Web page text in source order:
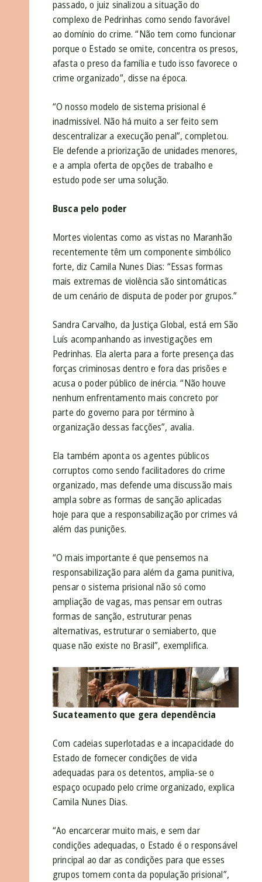
passado, o juiz sinalizou a situação do
complexo de Pedrinhas como sendo favorável
ao domínio do crime. “Não tem como funcionar
porque o Estado se omite, concentra os presos,
afasta o preso da família e tudo isso favorece o
crime organizado”, disse na época.
“O nosso modelo de sistema prisional é
inadmissível. Não há muito a ser feito sem
descentralizar a execução penal”, completou.
Ele defende a priorização de unidades menores,
e a ampla oferta de opções de trabalho e
estudo pode ser uma solução.
Busca pelo poder
Mortes violentas como as vistas no Maranhão
recentemente têm um componente simbólico
forte, diz Camila Nunes Dias: “Essas formas
mais extremas de violência são sintomáticas
de um cenário de disputa de poder por grupos.”
Sandra Carvalho, da Justiça Global, está em São
Luís acompanhando as investigações em
Pedrinhas. Ela alerta para a forte presença das
forças criminosas dentro e fora das prisões e
acusa o poder público de inércia. “Não houve
nenhum enfrentamento mais concreto por
parte do governo para por término à
organização dessas facções”, avalia.
Ela também aponta os agentes públicos
corruptos como sendo facilitadores do crime
organizado, mas defende uma discussão mais
ampla sobre as formas de sanção aplicadas
hoje para que a responsabilização por crimes vá
além das punições.
“O mais importante é que pensemos na
responsabilização para além da gama punitiva,
pensar o sistema prisional não só como
ampliação de vagas, mas pensar em outras
formas de sanção, estruturar penas
alternativas, estruturar o semiaberto, que
quase não existe no Brasil”, exemplifica.
Sucateamento que gera dependência
Com cadeias superlotadas e a incapacidade do
Estado de fornecer condições de vida
adequadas para os detentos, amplia-se o
espaço ocupado pelo crime organizado, explica
Camila Nunes Dias.
“Ao encarcerar muito mais, e sem dar
condições adequadas, o Estado é o responsável
principal ao dar as condições para que esses
grupos tomem conta da população prisional”,